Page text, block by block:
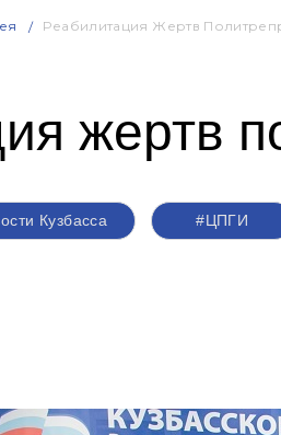
Реабилитация Жертв
жертв
Кузбасса #ЦПГИ